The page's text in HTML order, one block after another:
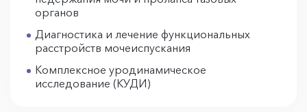
органов
Диагностика и лечение функциональных
расстройств мочеиспускания
Комплексное уродинамическое
исследование (КУДИ)